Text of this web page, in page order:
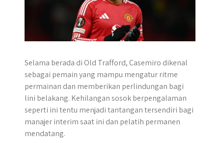
Selama berada di Old Trafford, Casemiro dikenal
sebagai pemain yang mampu mengatur ritme
permainan dan memberikan perlindungan bagi
lini belakang. Kehilangan sosok berpengalaman
seperti ini tentu menjadi tantangan tersendiri bagi
manajer interim saat ini dan pelatih permanen
mendatang.